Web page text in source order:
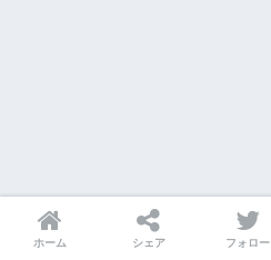
ホーム シェア フォロー